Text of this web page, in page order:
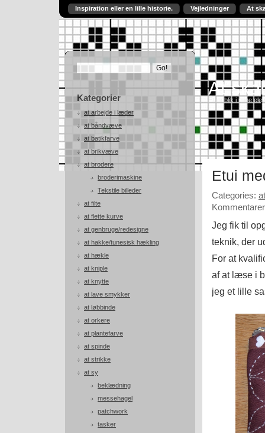
Inspiration eller en lille historie. Vejledninger At
Kategorier
at arbejde i læder
at båndvæve
at batikfarve
at brikvæve
at brodere
broderimaskine
Tekstile billeder
at filte
at flette kurve
at genbruge/redesigne
at hakke/tunesisk hækling
at hækle
at kniple
at knytte
at lave smykker
at løbbinde
at orkere
at plantefarve
at spinde
at strikke
at sy
beklædning
messehagel
patchwork
tasker
At
Et indblik i mine
Etui
Categories:
Jeg fik til
teknik, der
For at
af at læse i
jeg et lille